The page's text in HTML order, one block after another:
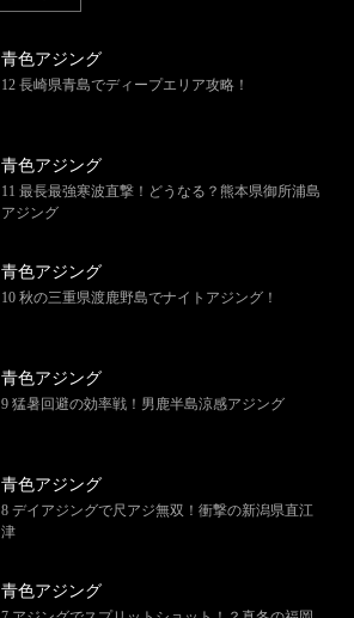
青色アジング
12 長崎県青島でディープエリア攻略！
青色アジング
11 最長最強寒波直撃！どうなる？熊本県御所浦島
アジング
青色アジング
10 秋の三重県渡鹿野島でナイトアジング！
青色アジング
9 猛暑回避の効率戦！男鹿半島涼感アジング
青色アジング
8 デイアジングで尺アジ無双！衝撃の新潟県直江
津
青色アジング